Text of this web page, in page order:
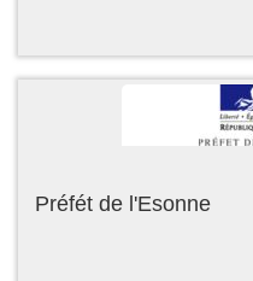
Préfét de l'Esonne